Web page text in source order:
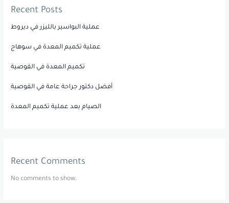
Recent Posts
عملية البواسير بالليزر في ديروط
عملية تكميم المعدة في سوهاج
تكميم المعدة في القوصية
أفضل دكتور جراحة عامة في القوصية
الصيام بعد عملية تكميم المعدة
Recent Comments
No comments to show.